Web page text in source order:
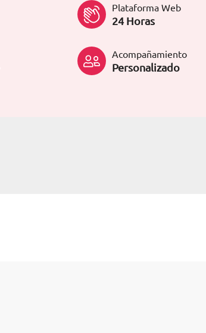
Plataforma Web
24 Horas
Acompañamiento
Personalizado